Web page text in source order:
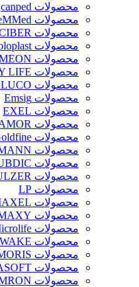
محصولات canped
محصولات ChoiceMMed
محصولات CIBER
محصولات Coloplast
محصولات COMEON
محصولات EASY LIFE
محصولات EASYGLUCO
محصولات Emsig
محصولات EXEL
محصولات GLAMOR
محصولات Goldfine
محصولات HARTMANN
محصولات HUBDIC
محصولات KULZER
محصولات LP
محصولات MAXEL
محصولات MAXY
محصولات Microlife
محصولات MISSWAKE
محصولات MORIS
محصولات NOVASOFT
محصولات OMRON